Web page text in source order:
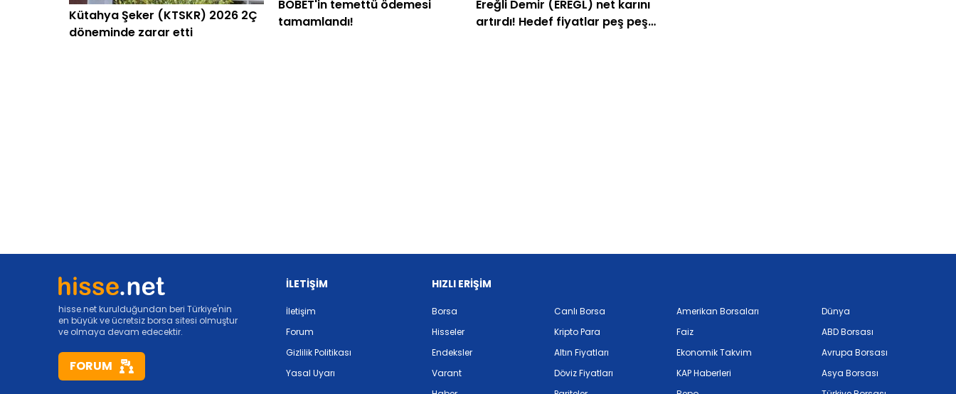
Kütahya Şeker (KTSKR) 2026 2Ç
döneminde zarar etti
BOBET'in temettü ödemesi
tamamlandı!
Ereğli Demir (EREGL) net karını
artırdı! Hedef fiyatlar peş peşe
hisse.net kurulduğundan beri Türkiye'nin
en büyük ve ücretsiz borsa sitesi olmuştur
ve olmaya devam edecektir.
FORUM
İLETİŞİM
İletişim
Forum
Gizlilik Politikası
Yasal Uyarı
HIZLI ERİŞİM
Borsa
Hisseler
Endeksler
Varant
Canlı Borsa
Kripto Para
Altın Fiyatları
Döviz Fiyatları
Amerikan Borsaları
Faiz
Ekonomik Takvim
KAP Haberleri
Dünya
ABD Borsası
Avrupa Borsası
Asya Borsası